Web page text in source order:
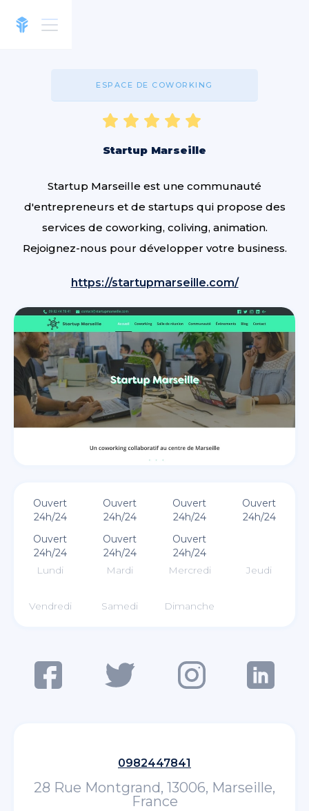
ESPACE DE COWORKING
Startup Marseille
Startup Marseille est une communauté
d'entrepreneurs et de startups qui propose des
services de coworking, coliving, animation.
Rejoignez-nous pour développer votre business.
https://startupmarseille.com/
Ouvert
24h/24
Ouvert
24h/24
Ouvert
24h/24
Ouvert
24h/24
Ouvert
24h/24
Ouvert
24h/24
Ouvert
24h/24
Lundi
Mardi Mercredi Jeudi
Vendredi Samedi Dimanche
0982447841
28 Rue Montgrand, 13006, Marseille,
France